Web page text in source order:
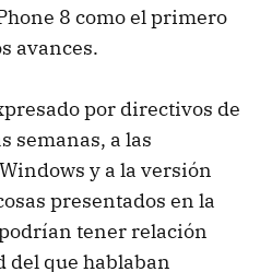
8 como el primero
avances.
por directivos de
semanas, a las
y a la versión
presentados en la
tener relación
del que hablaban